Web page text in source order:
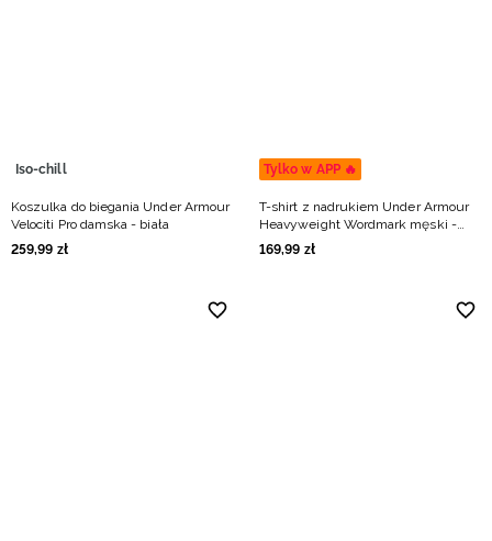
Iso-chill
Koszulka do biegania Under Armour
Velociti Pro damska - biała
259,99 zł
Tylko w APP 🔥
T-shirt z nadrukiem Under Armour
Heavyweight Wordmark męski -
biały
169,99 zł